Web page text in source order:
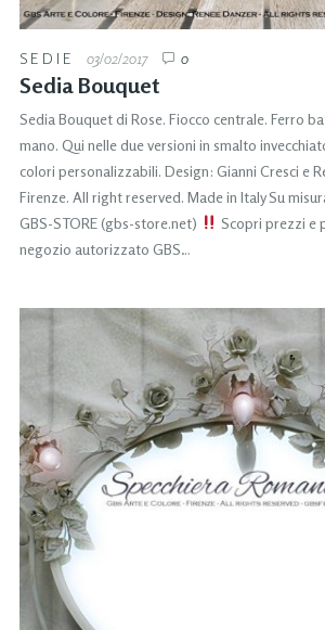
SEDIE 03/02/2017 0
Sedia Bouquet
Sedia Bouquet di Rose. Fiocco centrale. Ferro
mano. Qui nelle due versioni in smalto
colori personalizzabili. Design: Gianni Cresci e
Firenze. All right reserved. Made in Italy Su
GBS-STORE (gbs-store.net)
Scopri prezzi e
negozio autorizzato GBS…